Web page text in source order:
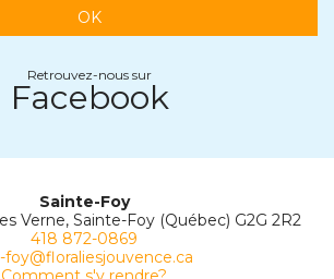
OK
Retrouvez-nous sur
Facebook
Sainte-Foy
Verne, Sainte-Foy (Québec) G2G 2R2
418 872-0869
foy@floraliesjouvence.ca